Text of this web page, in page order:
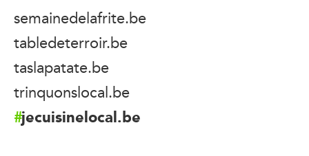
semainedelafrite.be
tabledeterroir.be
taslapatate.be
trinquonslocal.be
jecuisinelocal.be